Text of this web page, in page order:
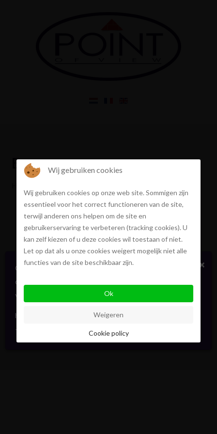
Error
×
Certains biens en vente ou location
confidentiellement, sans publicité. Faites signe. On
vous informera en direct. Toujours avec élégance.
hello@pointofview.be
+32 2 634 03 33
Wij gebruiken cookies
Wij gebruiken cookies op onze web site. Sommigen zijn
essentieel voor het correct functioneren van de site,
terwijl anderen ons helpen om de site en
gebruikerservaring te verbeteren (tracking cookies). U
kan zelf kiezen of u deze cookies wil toestaan of niet.
Let op dat als u onze cookies weigert mogelijk niet alle
functies van de site beschikbaar zijn.
Ok
Weigeren
Cookie policy